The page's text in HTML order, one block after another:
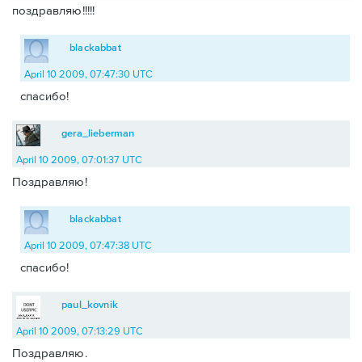
поздравляю!!!!!
blackabbat
April 10 2009, 07:47:30 UTC
спасибо!
gera_lieberman
April 10 2009, 07:01:37 UTC
Поздравляю!
blackabbat
April 10 2009, 07:47:38 UTC
спасибо!
paul_kovnik
April 10 2009, 07:13:29 UTC
Поздравляю.